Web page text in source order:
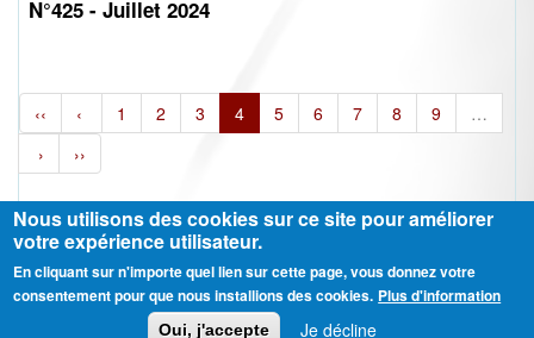
N°425 - Juillet 2024
‹‹ ‹ 1 2 3 4 5 6 7 8 9
…
›
››
Ⓒ CGT Fédération THCB - Tous les droits réservés - Mentions légales
Contactez-nous
Nous utilisons des cookies sur ce site pour améliorer
votre expérience utilisateur.
En cliquant sur n'importe quel lien sur cette page, vous donnez votre
consentement pour que nous installions des cookies. Plus d'information
Oui, j'accepte Je décline